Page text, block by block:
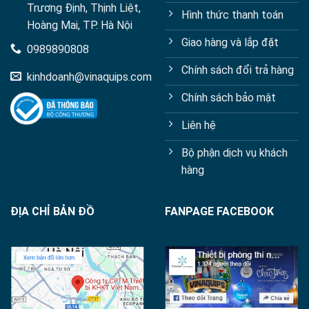
Trương Định, Thịnh Liệt,
Hoàng Mai, TP. Hà Nội
0989890808
kinhdoanh@vinaquips.com
Hình thức thanh toán
Giao hàng và lắp đặt
Chính sách đổi trả hàng
Chính sách bảo mật
Liên hệ
Bộ phận dịch vụ khách
hàng
ĐỊA CHỈ BẢN ĐỒ FANPAGE FACEBOOK